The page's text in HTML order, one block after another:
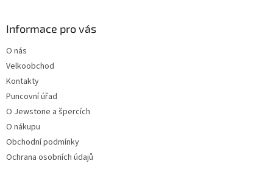
Informace pro vás
O nás
Velkoobchod
Kontakty
Puncovní úřad
O Jewstone a špercích
O nákupu
Obchodní podmínky
Ochrana osobních údajů